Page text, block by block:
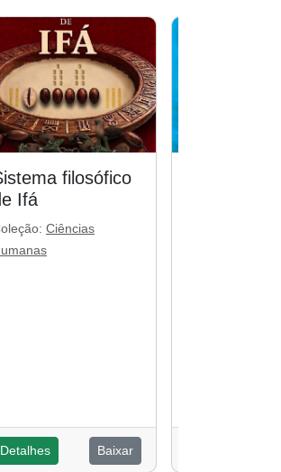
filosófico
Ifá
Ciências
Detalhes Baixar